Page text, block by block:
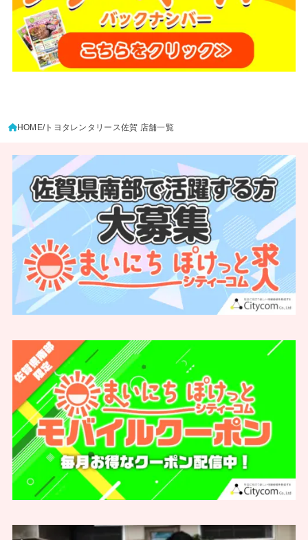
HOME トヨタレンタリース佐賀 店舗一覧